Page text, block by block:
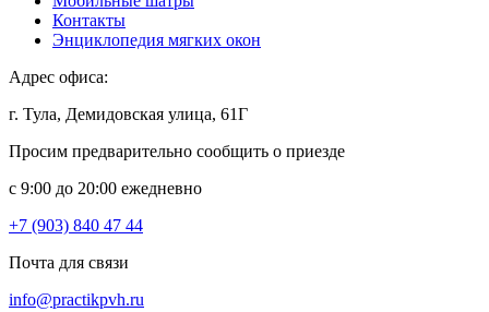
Контакты
Энциклопедия мягких окон
Адрес офиса:
г. Тула, Демидовская улица, 61Г
Просим предварительно сообщить о приезде
c 9:00 до 20:00 ежедневно
+7 (903) 840 47 44
Почта для связи
info@practikpvh.ru